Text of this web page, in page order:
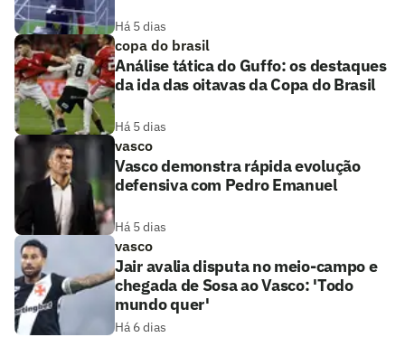
Há 5 dias
copa do brasil
Análise tática do Guffo: os destaques
da ida das oitavas da Copa do Brasil
Há 5 dias
vasco
Vasco demonstra rápida evolução
defensiva com Pedro Emanuel
Há 5 dias
vasco
Jair avalia disputa no meio-campo e
chegada de Sosa ao Vasco: 'Todo
mundo quer'
Há 6 dias